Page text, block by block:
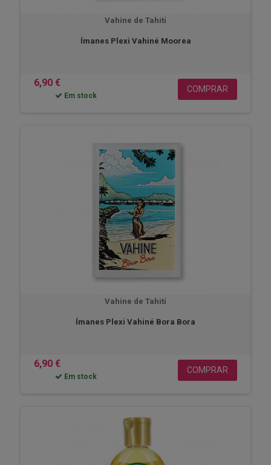
Vahine de Tahiti
Ímanes Plexi Vahiné Moorea
6,90 €
Em stock
COMPRAR
Vahine de Tahiti
Ímanes Plexi Vahiné Bora Bora
6,90 €
Em stock
COMPRAR